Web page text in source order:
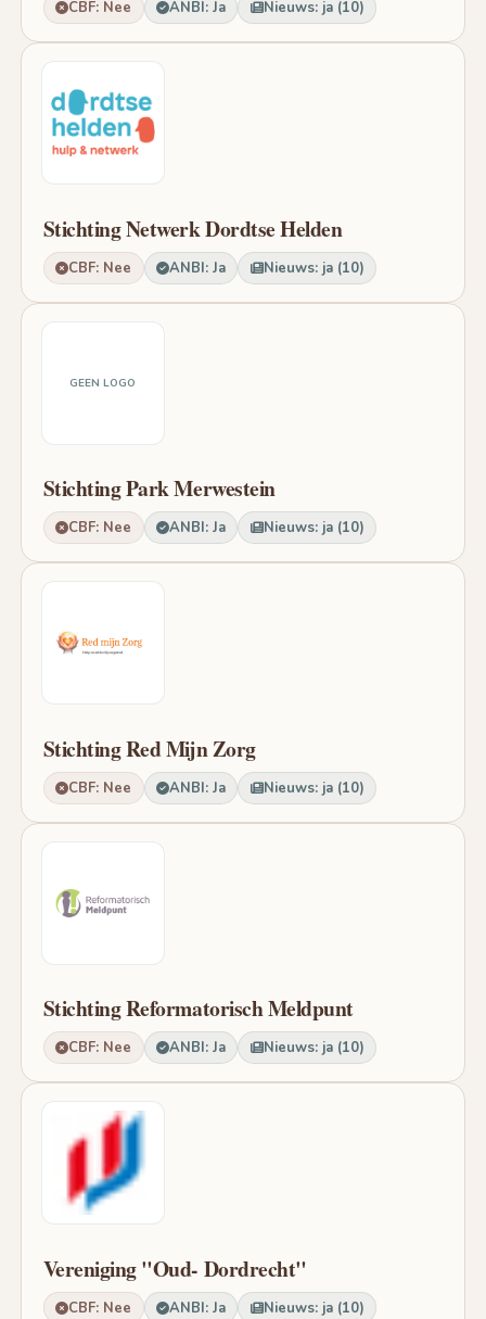
CBF: Nee ANBI: Ja Nieuws: ja (10)
Stichting Netwerk Dordtse Helden
CBF: Nee ANBI: Ja Nieuws: ja (10)
GEEN LOGO
Stichting Park Merwestein
CBF: Nee ANBI: Ja Nieuws: ja (10)
Stichting Red Mijn Zorg
CBF: Nee ANBI: Ja Nieuws: ja (10)
Stichting Reformatorisch Meldpunt
CBF: Nee ANBI: Ja Nieuws: ja (10)
Vereniging "Oud- Dordrecht"
CBF: Nee ANBI: Ja Nieuws: ja (10)